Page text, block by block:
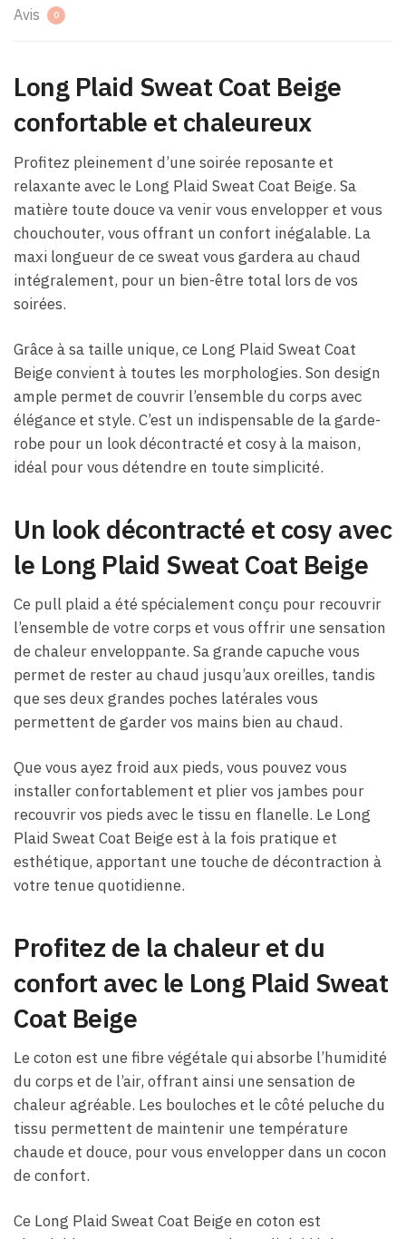
Avis 0
Long Plaid Sweat Coat Beige
confortable et chaleureux
Profitez pleinement d’une soirée reposante et
relaxante avec le Long Plaid Sweat Coat Beige. Sa
matière toute douce va venir vous envelopper et vous
chouchouter, vous offrant un confort inégalable. La
maxi longueur de ce sweat vous gardera au chaud
intégralement, pour un bien-être total lors de vos
soirées.
Grâce à sa taille unique, ce Long Plaid Sweat Coat
Beige convient à toutes les morphologies. Son design
ample permet de couvrir l’ensemble du corps avec
élégance et style. C’est un indispensable de la garde-
robe pour un look décontracté et cosy à la maison,
idéal pour vous détendre en toute simplicité.
Un look décontracté et cosy avec
le Long Plaid Sweat Coat Beige
Ce pull plaid a été spécialement conçu pour recouvrir
l’ensemble de votre corps et vous offrir une sensation
de chaleur enveloppante. Sa grande capuche vous
permet de rester au chaud jusqu’aux oreilles, tandis
que ses deux grandes poches latérales vous
permettent de garder vos mains bien au chaud.
Que vous ayez froid aux pieds, vous pouvez vous
installer confortablement et plier vos jambes pour
recouvrir vos pieds avec le tissu en flanelle. Le Long
Plaid Sweat Coat Beige est à la fois pratique et
esthétique, apportant une touche de décontraction à
votre tenue quotidienne.
Profitez de la chaleur et du
confort avec le Long Plaid Sweat
Coat Beige
Le coton est une fibre végétale qui absorbe l’humidité
du corps et de l’air, offrant ainsi une sensation de
chaleur agréable. Les bouloches et le côté peluche du
tissu permettent de maintenir une température
chaude et douce, pour vous envelopper dans un cocon
de confort.
Ce Long Plaid Sweat Coat Beige en coton est